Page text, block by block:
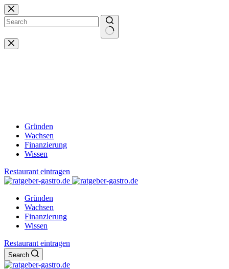
Zum
Inhalt
springen
Keine
Ergebnisse
Gründen
Wachsen
Finanzierung
Wissen
Restaurant eintragen
Gründen
Wachsen
Finanzierung
Wissen
Restaurant eintragen
Search